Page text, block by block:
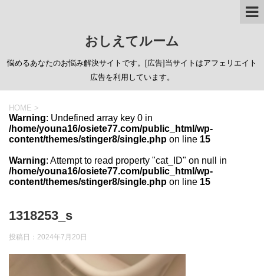
おしえてルーム
悩めるあなたのお悩み解決サイトです。[広告]当サイトはアフェリエイト
広告を利用しています。
HOME >
Warning: Undefined array key 0 in
/home/youna16/osiete77.com/public_html/wp-
content/themes/stinger8/single.php on line 15
Warning: Attempt to read property "cat_ID" on null in
/home/youna16/osiete77.com/public_html/wp-
content/themes/stinger8/single.php on line 15
1318253_s
投稿日： 2024年7月20日